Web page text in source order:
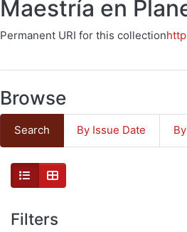
Maestría en
Permanent URI for this collection
Browse
Search By Issue Date
Filters